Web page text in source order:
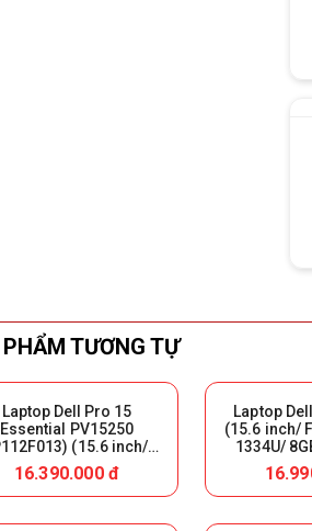
TƯƠNG TỰ
Laptop Dell Pro 15
Essential PV15250
(15.6 inch/
IPS/ i5-1354U/ 8GB
SSD 512GB/ DOS/
Black) Nhập Khẩu
16.390.000 đ
Laptop
(15.6 inch/
1334U/
M.2 512GB/